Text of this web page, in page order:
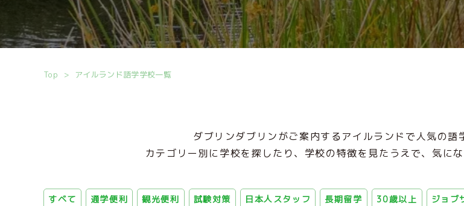
Top アイルランド語学学校一覧
ダブリンダブリンがご案内するアイルランドで人気の語
カテゴリー別に学校を探したり、学校の特徴を見たうえで、気に
すベて 通学便利 観光便利 試験対策 日本人スタッフ 長期留学 30歳以上 ジョブ